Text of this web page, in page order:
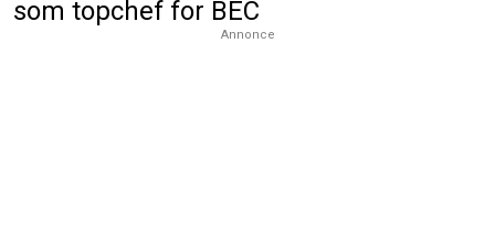
som topchef for BEC
Annonce